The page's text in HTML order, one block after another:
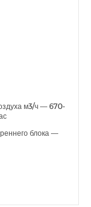
м3/ч — 670-
блока —